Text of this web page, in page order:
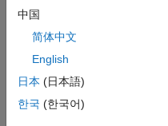
中国
简体中文
English
日本 (日本語)
한국 (한국어)